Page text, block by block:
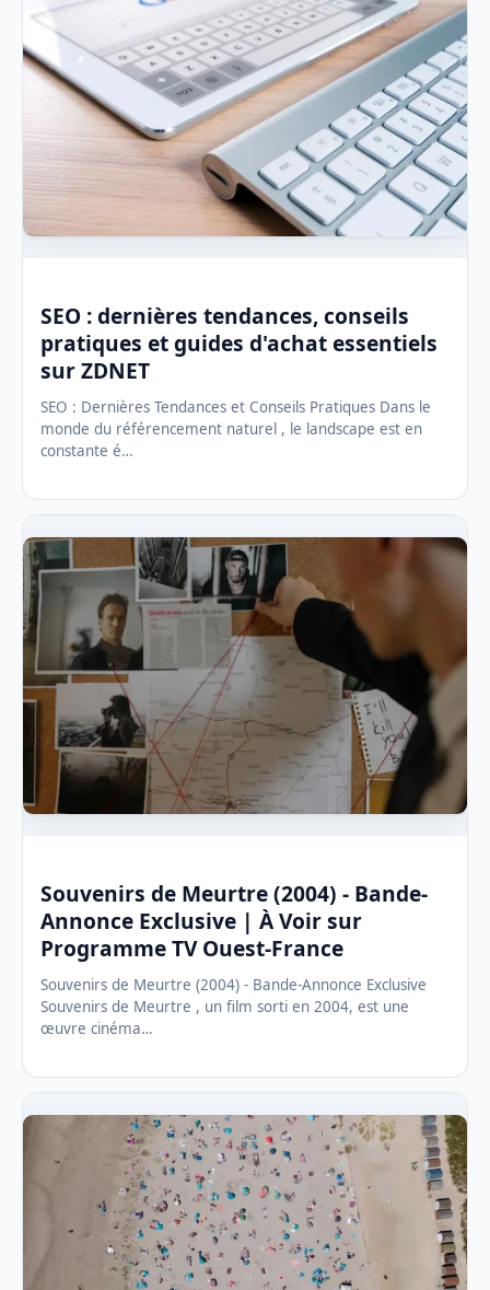
SEO : dernières tendances, conseils
pratiques et guides d'achat essentiels
sur ZDNET
SEO : Dernières Tendances et Conseils Pratiques Dans le
monde du référencement naturel , le landscape est en
constante é…
Souvenirs de Meurtre (2004) - Bande-
Annonce Exclusive | À Voir sur
Programme TV Ouest-France
Souvenirs de Meurtre (2004) - Bande-Annonce Exclusive
Souvenirs de Meurtre , un film sorti en 2004, est une
œuvre cinéma…